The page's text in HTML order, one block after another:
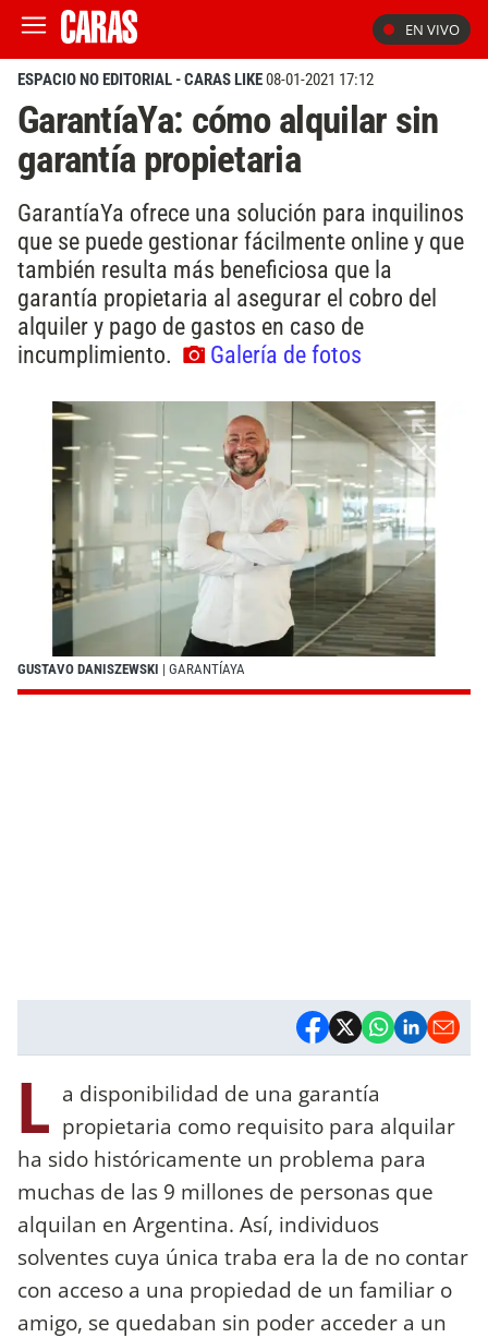
EN VIVO
ESPACIO NO EDITORIAL - CARAS LIKE08-01-2021 17:12
GarantíaYa: cómo alquilar sin
garantía propietaria
GarantíaYa ofrece una solución para inquilinos
que se puede gestionar fácilmente online y que
también resulta más beneficiosa que la
garantía propietaria al asegurar el cobro del
alquiler y pago de gastos en caso de
incumplimiento.
Galería de fotos
GUSTAVO DANISZEWSKI | GARANTÍAYA
L a disponibilidad de una garantía
propietaria como requisito para alquilar
ha sido históricamente un problema para
muchas de las 9 millones de personas que
alquilan en Argentina. Así, individuos
solventes cuya única traba era la de no contar
con acceso a una propiedad de un familiar o
amigo, se quedaban sin poder acceder a un